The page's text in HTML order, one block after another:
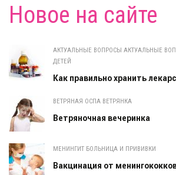
Новое на сайте
АКТУАЛЬНЫЕ ВОПРОСЫ АКТУАЛЬНЫЕ
ДЕТЕЙ
Как правильно хранить
ВЕТРЯНАЯ ОСПА ВЕТРЯНКА
Ветряночная вечеринка
МЕНИНГИТ БОЛЬНИЦА И ПРИВИВКИ
Вакцинация от